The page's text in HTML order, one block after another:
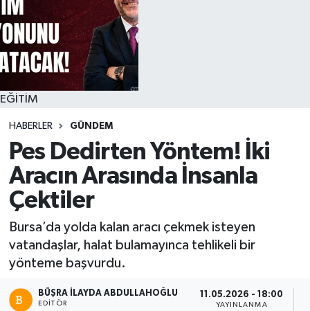
EĞİTİM
HABERLER GÜNDEM
Pes Dedirten Yöntem! İki
Aracın Arasında İnsanla
Çektiler
Bursa’da yolda kalan aracı çekmek isteyen
vatandaşlar, halat bulamayınca tehlikeli bir
yönteme başvurdu.
BÜŞRA İLAYDA ABDULLAHOĞLU
EDITÖR
11.05.2026 - 18:00
YAYINLANMA